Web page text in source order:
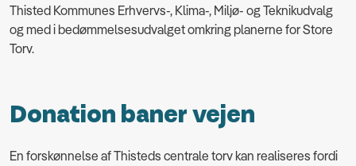
Thisted Kommunes Erhvervs-, Klima-, Miljø- og Teknikudvalg
og med i bedømmelsesudvalget omkring planerne for Store
Torv.
Donation baner vejen
En forskønnelse af Thisteds centrale torv kan realiseres fordi